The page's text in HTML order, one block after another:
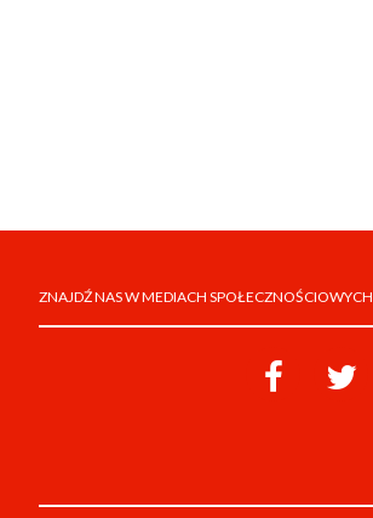
ZNAJDŹ NAS W MEDIACH SPOŁECZNOŚCIOWYCH